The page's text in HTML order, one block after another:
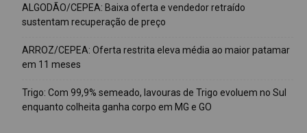
ALGODÃO/CEPEA: Baixa oferta e vendedor retraído
sustentam recuperação de preço
ARROZ/CEPEA: Oferta restrita eleva média ao maior patamar
em 11 meses
Trigo: Com 99,9% semeado, lavouras de Trigo evoluem no Sul
enquanto colheita ganha corpo em MG e GO